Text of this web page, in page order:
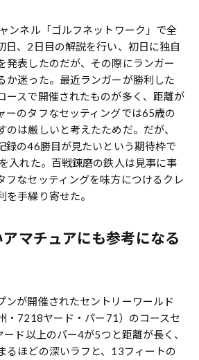
ンネル「ゴルフネットワーク」で全
日、2日目の解説を行い、初日に独自
発表したのだが、その際にランガー
か迷った。最近ランガーが勝利した
ースで開催されたものが多く、距離が
ーのタフなセッティングでは65歳の
のは厳しいと考えたためだ。だが、
録の46勝目が見たいという期待枠で
入れた。百戦錬磨の鉄人は見事に事
フなセッティングを味方につけるクレ
を手繰り寄せた。
マチュアにも参考になる
ンが開催されたセントリーワールド
・7218ヤード・パー71）のコースセ
ド以上のパー4が5つと距離が長く、
るほどの深いラフと、13フィートの